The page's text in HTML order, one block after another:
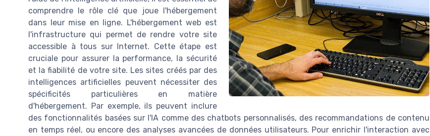
comprendre le rôle clé que joue l'hébergement
dans leur mise en ligne. L'hébergement web est
l'infrastructure qui permet de rendre votre site
accessible à tous sur Internet. Cette étape est
cruciale pour assurer la performance, la sécurité
et la fiabilité de votre site. Les sites créés par des
intelligences artificielles peuvent nécessiter des
spécificités particulières en matière
d'hébergement. Par exemple, ils peuvent inclure
des fonctionnalités basées sur l'IA comme des chatbots personnalisés, des recommandations de contenu
en temps réel, ou encore des analyses avancées de données utilisateurs. Pour enrichir l'interaction avec